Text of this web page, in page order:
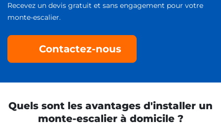
Recevez un devis gratuit et sans engagement pour votre
monte-escalier.
Contactez-nous
Quels sont les avantages d'installer un
monte-escalier à domicile ?